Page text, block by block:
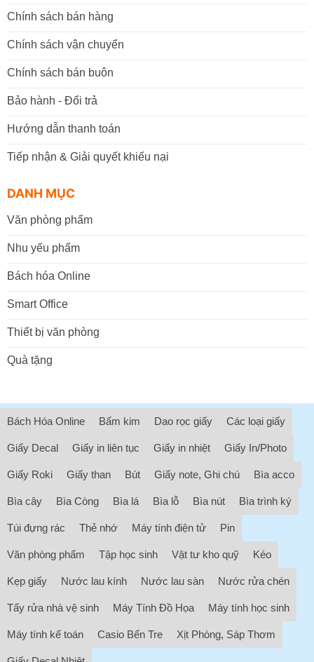
Chính sách bán hàng
Chính sách vận chuyển
Chính sách bán buôn
Bảo hành - Đổi trả
Hướng dẫn thanh toán
Tiếp nhận & Giải quyết khiếu nại
DANH MỤC
Văn phòng phẩm
Nhu yếu phẩm
Bách hóa Online
Smart Office
Thiết bị văn phòng
Quà tặng
Bách Hóa Online Bấm kim Dao rọc giấy Các loại giấy
Giấy Decal Giấy in liên tục Giấy in nhiệt Giấy In/Photo
Giấy Roki Giấy than Bút Giấy note, Ghi chú Bìa acco
Bìa cây Bìa Còng Bìa lá Bìa lỗ Bìa nút Bìa trình ký
Túi đựng rác Thẻ nhớ Máy tính điện tử Pin
Văn phòng phẩm Tập học sinh Vật tư kho quỹ Kéo
Kẹp giấy Nước lau kính Nước lau sàn Nước rửa chén
Tẩy rửa nhà vệ sinh Máy Tính Đồ Họa Máy tính học sinh
Máy tính kế toán Casio Bến Tre Xịt Phòng, Sáp Thơm